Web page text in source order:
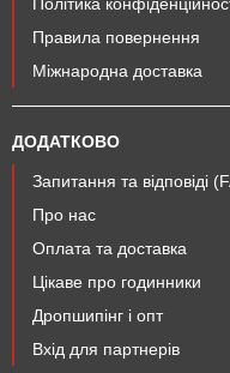
Правила повернення
Міжнародна доставка
ДОДАТКОВО
Запитання та відповіді
Про нас
Оплата та доставка
Цікаве про годинники
Дропшипінг і опт
Вхід для партнерів